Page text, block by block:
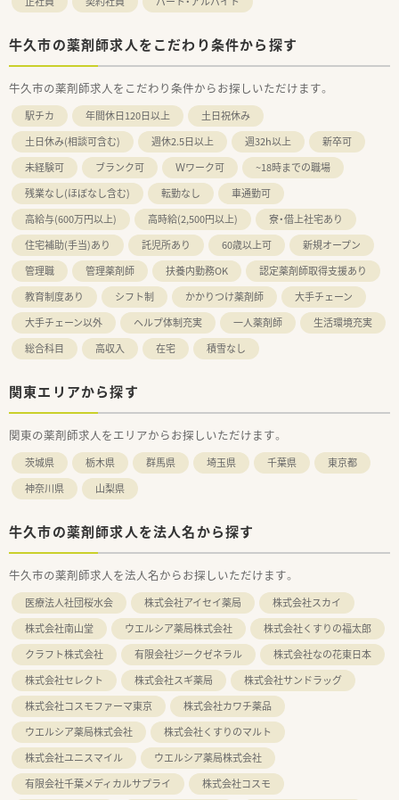
牛久市の薬剤師求人をこだわり条件から探す
牛久市の薬剤師求人をこだわり条件からお探しいただけます。
駅チカ 年間休日120日以上
土日祝休み
土日休み(相談可含む)
週休2.5日以上 週32h以上
新卒可
未経験可
ブランク可 Ｗワーク可
~18時までの職場
残業なし(ほぼなし含む)
転勤なし
車通勤可
高給与(600万円以上)
高時給(2,500円以上)
寮・借上社宅あり
住宅補助(手当)あり
託児所あり 60歳以上可
新規オープン
管理職
管理薬剤師 扶養内勤務OK
認定薬剤師取得支援あり
教育制度あり
シフト制 かかりつけ薬剤師
大手チェーン
大手チェーン以外
ヘルプ体制充実 一人薬剤師
生活環境充実
総合科目
高収入 在宅 積雪なし
関東エリアから探す
関東の薬剤師求人をエリアからお探しいただけます。
茨城県 栃木県 群馬県 埼玉県 千葉県
東京都
神奈川県
山梨県
牛久市の薬剤師求人を法人名から探す
牛久市の薬剤師求人を法人名からお探しいただけます。
医療法人社団桜水会 株式会社アイセイ薬局
株式会社スカイ
株式会社南山堂
ウエルシア薬局株式会社
株式会社くすりの福太郎
クラフト株式会社
有限会社ジークゼネラル
株式会社なの花東日本
株式会社セレクト
株式会社スギ薬局
株式会社サンドラッグ
株式会社コスモファーマ東京
株式会社カワチ薬品
ウエルシア薬局株式会社
株式会社くすりのマルト
株式会社ユニスマイル
ウエルシア薬局株式会社
有限会社千葉メディカルサプライ
株式会社コスモ